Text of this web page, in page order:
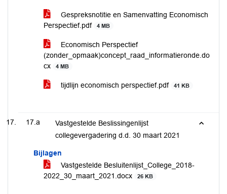
Gespreksnotitie en Samenvatting Economisch
Perspectief.pdf
4 MB
Economisch Perspectief
(zonder_opmaak)concept_raad_informatieronde.do
cx
4 MB
tijdlijn economisch perspectief.pdf 41 KB
17.a
Vastgestelde Beslissingenlijst
collegevergadering d.d. 30 maart 2021
Bijlagen
Vastgestelde Besluitenlijst_College_2018-
2022_30_maart_2021.docx
26 KB